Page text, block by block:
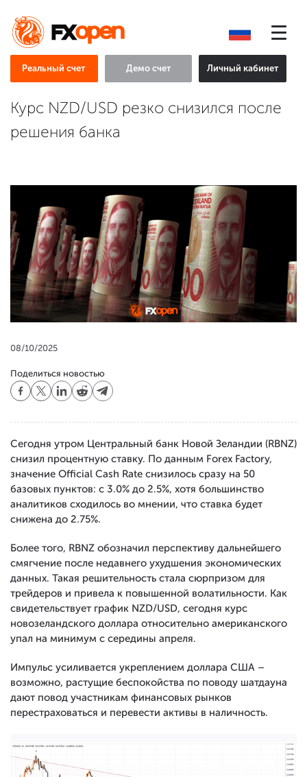
Реальный счет Демо счет Личный кабинет
Курс NZD/USD резко снизился после
решения банка
08/10/2025
Поделиться новостью
Сегодня утром Центральный банк Новой Зеландии (RBNZ)
снизил процентную ставку. По данным Forex Factory,
значение Official Cash Rate снизилось сразу на 50
базовых пунктов: с 3.0% до 2.5%, хотя большинство
аналитиков сходилось во мнении, что ставка будет
снижена до 2.75%.
Более того, RBNZ обозначил перспективу дальнейшего
смягчение после недавнего ухудшения экономических
данных. Такая решительность стала сюрпризом для
трейдеров и привела к повышенной волатильности. Как
свидетельствует график NZD/USD, сегодня курс
новозеландского доллара относительно американского
упал на минимум с середины апреля.
Импульс усиливается укреплением доллара США –
возможно, растущие беспокойства по поводу шатдауна
дают повод участникам финансовых рынков
перестраховаться и перевести активы в наличность.